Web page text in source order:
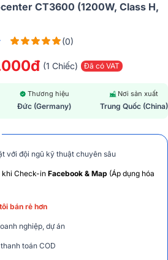
CT3600 (1200W, Class H,
(0)
(1 Chiếc) Đã có VAT
Thương hiệu
Đức (Germany)
Nơi sản xuất
Trung Quốc (China)
với đội ngũ kỹ thuật chuyên sâu
khi Check-in Facebook & Map (Áp dụng hóa
bán rẻ hơn
nghiệp, dự án
toán COD